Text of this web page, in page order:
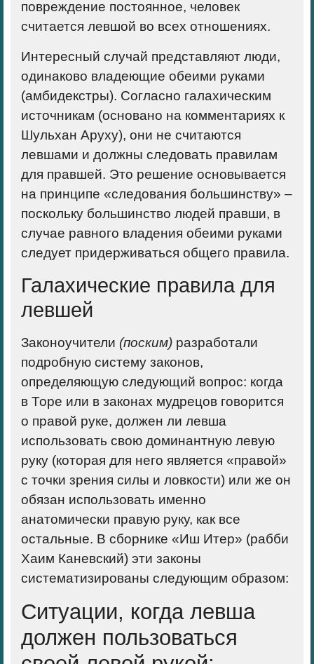
повреждение постоянное, человек
считается левшой во всех отношениях.
Интересный случай представляют люди,
одинаково владеющие обеими руками
(амбидекстры). Согласно галахическим
источникам (основано на комментариях к
Шульхан Аруху), они не считаются
левшами и должны следовать правилам
для правшей. Это решение основывается
на принципе «следования большинству» –
поскольку большинство людей правши, в
случае равного владения обеими руками
следует придерживаться общего правила.
Галахические правила для
левшей
Законоучители (поским) разработали
подробную систему законов,
определяющую следующий вопрос: когда
в Торе или в законах мудрецов говорится
о правой руке, должен ли левша
использовать свою доминантную левую
руку (которая для него является «правой»
с точки зрения силы и ловкости) или же он
обязан использовать именно
анатомически правую руку, как все
остальные. В сборнике «Иш Итер» (рабби
Хаим Каневский) эти законы
систематизированы следующим образом:
Ситуации, когда левша
должен пользоваться